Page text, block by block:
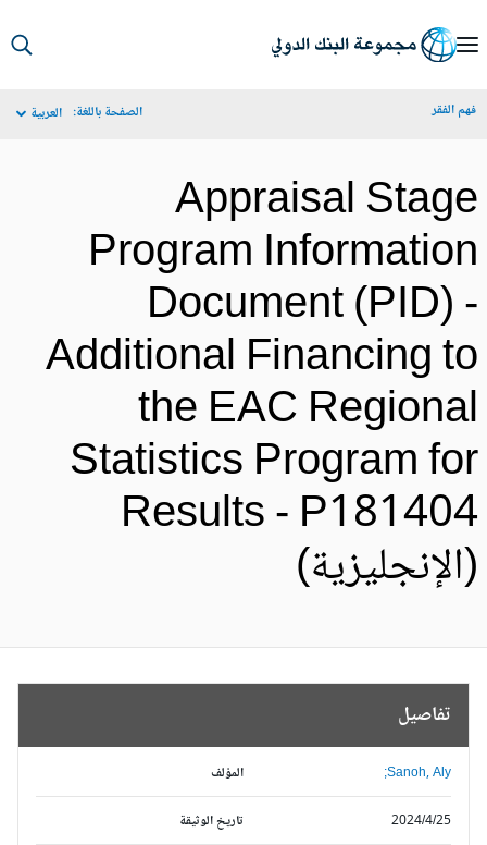
الفقر الصفحة باللغة: العربية
Appraisal
Program
Document (PID)
Additional Financing
the EAC
Statistics Program
Results -
تفاصيل
المؤلف Sanoh, Aly;
تاريخ الوثيقة 2024/4/25